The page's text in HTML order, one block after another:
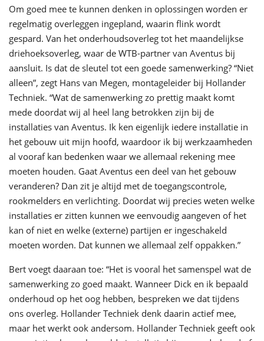
Om goed mee te kunnen denken in oplossingen worden er
regelmatig overleggen ingepland, waarin flink wordt
gespard. Van het onderhoudsoverleg tot het maandelijkse
driehoeksoverleg, waar de WTB-partner van Aventus bij
aansluit. Is dat de sleutel tot een goede samenwerking? “Niet
alleen”, zegt Hans van Megen, montageleider bij Hollander
Techniek. “Wat de samenwerking zo prettig maakt komt
mede doordat wij al heel lang betrokken zijn bij de
installaties van Aventus. Ik ken eigenlijk iedere installatie in
het gebouw uit mijn hoofd, waardoor ik bij werkzaamheden
al vooraf kan bedenken waar we allemaal rekening mee
moeten houden. Gaat Aventus een deel van het gebouw
veranderen? Dan zit je altijd met de toegangscontrole,
rookmelders en verlichting. Doordat wij precies weten welke
installaties er zitten kunnen we eenvoudig aangeven of het
kan of niet en welke (externe) partijen er ingeschakeld
moeten worden. Dat kunnen we allemaal zelf oppakken.”
Bert voegt daaraan toe: “Het is vooral het samenspel wat de
samenwerking zo goed maakt. Wanneer Dick en ik bepaald
onderhoud op het oog hebben, bespreken we dat tijdens
ons overleg. Hollander Techniek denk daarin actief mee,
maar het werkt ook andersom. Hollander Techniek geeft ook